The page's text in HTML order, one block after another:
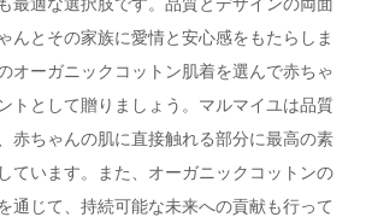
んとその家族に愛情と安心感をもたらしま
オーガニックコットン肌着を選んで赤ちゃ
トとして贈りましょう。マルマイユは品質
赤ちゃんの肌に直接触れる部分に最高の素
ています。また、オーガニックコットンの
通じて、持続可能な未来への貢献も行って